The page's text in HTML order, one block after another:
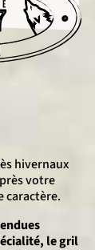
hivernaux
votre
caractère.
le gril